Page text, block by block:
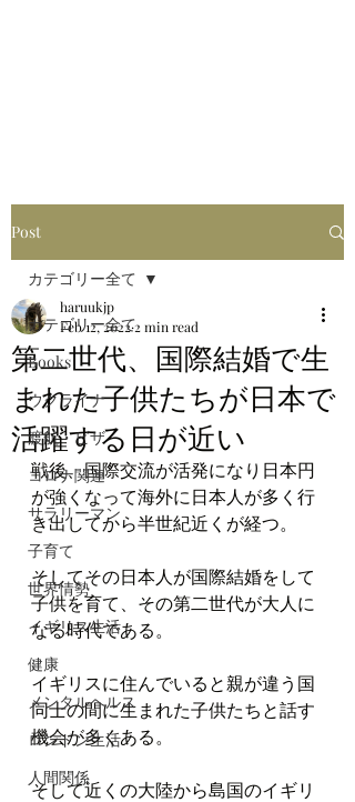
Post
カテゴリー全て
Books
ウクライナ
渡航・ビザ
コロナ関連
サラリーマン
子育て
世界情勢
イギリス生活
健康
メンタルヘルス
ロンドン生活
人間関係
カテゴリー全て
第二世代、国際結婚で生
まれた子供たちが日本で
活躍する日が近い
haruukjp
Feb 12, 20222 min read
戦後、国際交流が活発になり日本円
が強くなって海外に日本人が多く行
き出してから半世紀近くが経つ。
そしてその日本人が国際結婚をして
子供を育て、その第二世代が大人に
なる時代である。
イギリスに住んでいると親が違う国
同士の間に生まれた子供たちと話す
機会が多くある。
そして近くの大陸から島国のイギリ